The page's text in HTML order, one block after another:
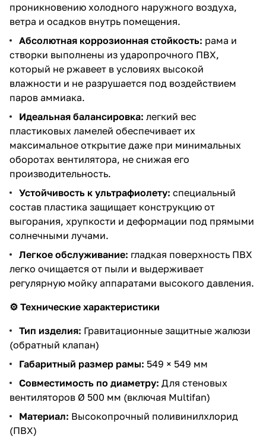
проникновению холодного наружного воздуха,
ветра и осадков внутрь помещения.
Абсолютная коррозионная стойкость: рама и
створки выполнены из ударопрочного ПВХ,
который не ржавеет в условиях высокой
влажности и не разрушается под воздействием
паров аммиака.
Идеальная балансировка: легкий вес
пластиковых ламелей обеспечивает их
максимальное открытие даже при минимальных
оборотах вентилятора, не снижая его
производительность.
Устойчивость к ультрафиолету: специальный
состав пластика защищает конструкцию от
выгорания, хрупкости и деформации под прямыми
солнечными лучами.
Легкое обслуживание: гладкая поверхность ПВХ
легко очищается от пыли и выдерживает
регулярную мойку аппаратами высокого давления.
⚙️ Технические характеристики
Тип изделия: Гравитационные защитные жалюзи
(обратный клапан)
Габаритный размер рамы: 549 × 549 мм
Совместимость по диаметру: Для стеновых
вентиляторов Ø 500 мм (включая Multifan)
Материал: Высокопрочный поливинилхлорид
(ПВХ)